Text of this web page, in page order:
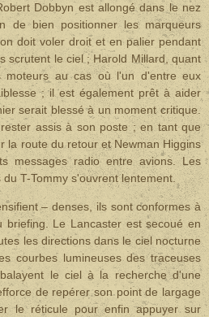
Dobbyn est allongé dans le nez
de bien positionner les marqueurs
doit voler droit et en palier pendant
scrutent le ciel ; Harold Millard, quant
moteurs au cas où l'un d'entre eux
; il est également prêt à aider
serait blessé à un moment critique.
assis à son poste ; en tant que
la route du retour et Newman Higgins
messages radio entre avions. Les
T-Tommy s'ouvrent lentement.
– denses, ils sont conformes à
Le Lancaster est secoué en
les directions dans le ciel nocturne
courbes lumineuses des traceuses
le ciel à la recherche d'une
de repérer son point de largage
le réticule pour enfin appuyer sur